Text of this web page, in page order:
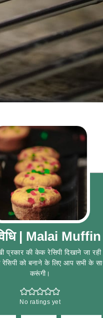
| Malai
की केक रेसिपी दिखाने जा रही
को बनाने के लिए आप सभी के
करूंगी।
No ratings yet